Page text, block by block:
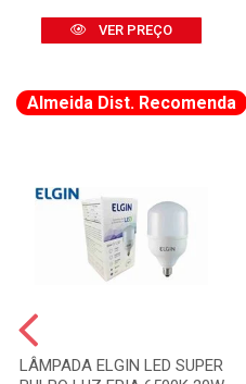
VER PREÇO
Almeida Dist. Recomenda
LÂMPADA ELGIN LED SUPER